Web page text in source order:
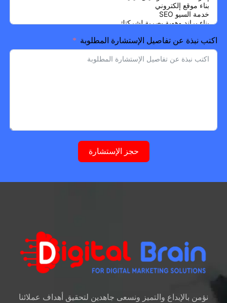
اكتب نبذة عن تفاصيل الإستشارة المطلوبة
حجز الإستشارة
نؤمن بالإبداع والتميز ونسعى جاهدين لتحقيق أهداف عملائنا